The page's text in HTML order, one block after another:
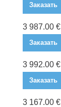
Заказать
3 987.00 €
Заказать
3 992.00 €
Заказать
3 167.00 €